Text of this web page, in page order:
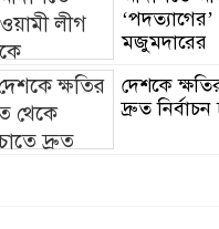
তাজা
মজুমদারের
দেশকে
দ্রুত